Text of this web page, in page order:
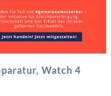
Watch 4